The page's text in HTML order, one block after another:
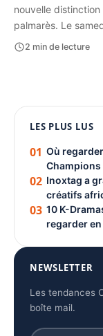
nouvelle
palmarès. Le
2 min de lecture
PUBLICITÉ
LES PLUS LUS
01 Où
Champions
02 Inoxtag a
créatifs
03 10 K-
regarder
NEWSLETTER
Les tendances
boîte mail.